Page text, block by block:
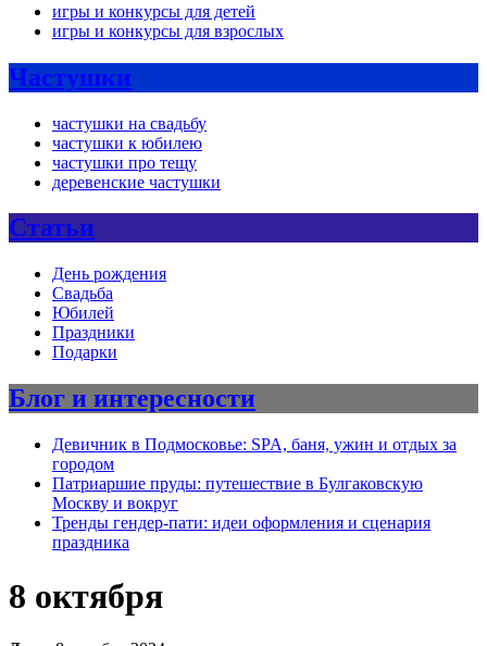
игры и конкурсы для детей
игры и конкурсы для взрослых
Частушки
частушки на свадьбу
частушки к юбилею
частушки про тещу
деревенские частушки
Статьи
День рождения
Свадьба
Юбилей
Праздники
Подарки
Блог и интересности
Девичник в Подмосковье: SPA, баня, ужин и отдых за
городом
Патриаршие пруды: путешествие в Булгаковскую
Москву и вокруг
Тренды гендер-пати: идеи оформления и сценария
праздника
8 октября